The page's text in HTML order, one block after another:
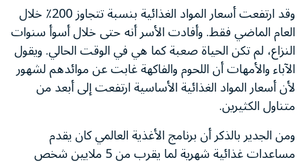
وقد ارتفعت أسعار المواد الغذائية بنسبة تتجاوز 200٪ خلال
العام الماضي فقط. وأفادت الأسر أنه حتى خلال أسوأ سنوات
النزاع، لم تكن الحياة صعبة كما هي في الوقت الحالي. ويقول
الآباء والأمهات أن اللحوم والفاكهة غابت عن موائدهم لشهور
لأن أسعار المواد الغذائية الأساسية ارتفعت إلى أبعد من
متناول الكثيرين.
ومن الجدير بالذكر أن برنامج الأغذية العالمي كان يقدم
مساعدات غذائية شهرية لما يقرب من 5 ملايين شخص